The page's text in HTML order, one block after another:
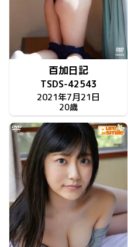
百加日記
TSDS-42543
2021年7月21日
20歳